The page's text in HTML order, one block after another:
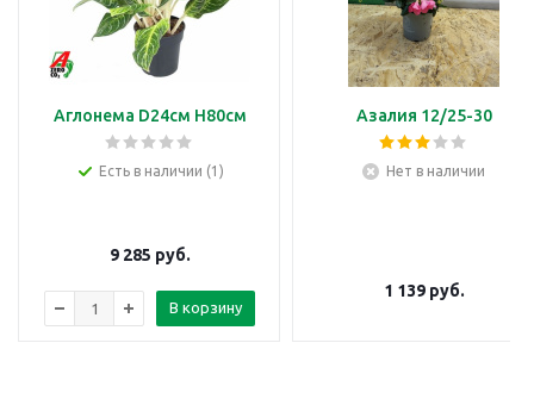
Аглонема D24см H80см
Есть в наличии (1)
9 285 руб.
В корзину
Азалия 12/25-30
Нет в наличии
1 139руб.